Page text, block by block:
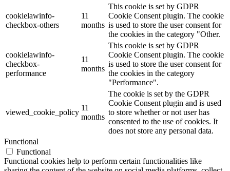
cookielawinfo-
checkbox-others
11
months
This cookie is set by GDPR
Cookie Consent plugin. The cookie
is used to store the user consent for
the cookies in the category "Other.
cookielawinfo-
checkbox-
performance
11
months
This cookie is set by GDPR
Cookie Consent plugin. The cookie
is used to store the user consent for
the cookies in the category
"Performance".
viewed_cookie_policy
11
months
The cookie is set by the GDPR
Cookie Consent plugin and is used
to store whether or not user has
consented to the use of cookies. It
does not store any personal data.
Functional
Functional
Functional cookies help to perform certain functionalities like